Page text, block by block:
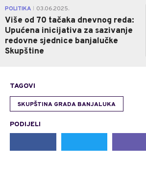
POLITIKA 03.06.2025.
Više od 70 tačaka dnevnog reda:
Upućena inicijativa za sazivanje
redovne sjednice banjalučke
Skupštine
TAGOVI
SKUPŠTINA GRADA BANJALUKA
PODIJELI